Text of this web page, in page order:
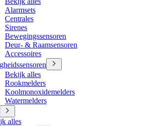
Alarmsets
Centrales
Sirenes
Bewegingssensoren
Deur- & Raamsensoren
Accessoires
Bekijk alles
Rookmelders
Koolmonoxidemelders
Watermelders
alles